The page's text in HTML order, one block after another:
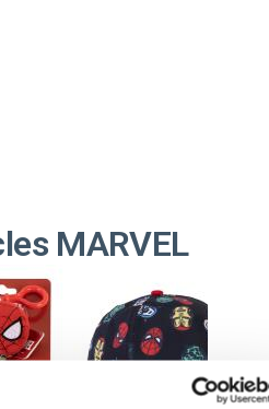
MARVEL